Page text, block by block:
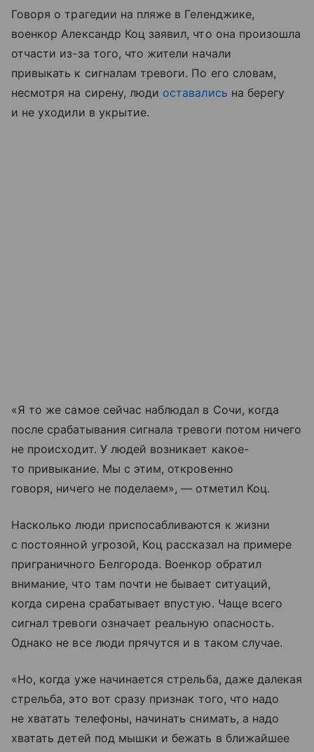
Говоря о трагедии на пляже в Геленджике,
военкор Александр Коц заявил, что она произошла
отчасти из-за того, что жители начали
привыкать к сигналам тревоги. По его словам,
несмотря на сирену, люди оставались на берегу
и не уходили в укрытие.
«Я то же самое сейчас наблюдал в Сочи, когда
после срабатывания сигнала тревоги потом ничего
не происходит. У людей возникает какое-
то привыкание. Мы с этим, откровенно
говоря, ничего не поделаем», — отметил Коц.
Насколько люди приспосабливаются к жизни
с постоянной угрозой, Коц рассказал на примере
приграничного Белгорода. Военкор обратил
внимание, что там почти не бывает ситуаций,
когда сирена срабатывает впустую. Чаще всего
сигнал тревоги означает реальную опасность.
Однако не все люди прячутся и в таком случае.
«Но, когда уже начинается стрельба, даже далекая
стрельба, это вот сразу признак того, что надо
не хватать телефоны, начинать снимать, а надо
хватать детей под мышки и бежать в ближайшее